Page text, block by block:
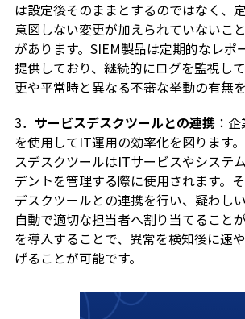
は設定後そのままとするのではなく、
意図しない変更が加えられていないこ
があります。SIEM製品は定期的なレポ
提供しており、継続的にログを監視し
更や平常時と異なる不審な挙動の有無を
3． サービスデスクツールとの連携：企
を使用してIT運用の効率化を図ります
スデスクツールはITサービスやシステ
デントを管理する際に使用されます。
デスクツールとの連携を行い、疑わし
自動で適切な担当者へ割り当てること
を導入することで、異常を検知後に速
げることが可能です。